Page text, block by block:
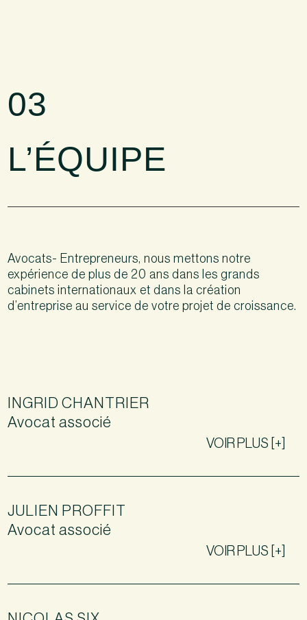
03
L’ÉQUIPE
Avocats- Entrepreneurs, nous mettons notre
expérience de plus de 20 ans dans les grands
cabinets internationaux et dans la création
d’entreprise au service de votre projet de croissance.
INGRID CHANTRIER
Avocat associé
VOIR PLUS [+]
JULIEN PROFFIT
Avocat associé
VOIR PLUS [+]